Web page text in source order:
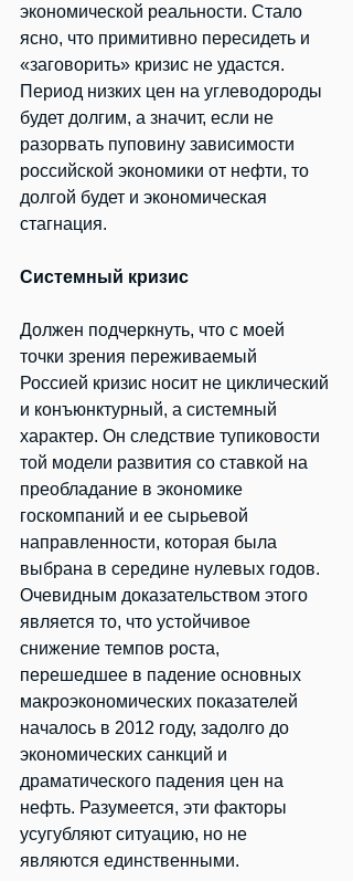
экономической реальности. Стало
ясно, что примитивно пересидеть и
«заговорить» кризис не удастся.
Период низких цен на углеводороды
будет долгим, а значит, если не
разорвать пуповину зависимости
российской экономики от нефти, то
долгой будет и экономическая
стагнация.
Системный кризис
Должен подчеркнуть, что с моей
точки зрения переживаемый
Россией кризис носит не циклический
и конъюнктурный, а системный
характер. Он следствие тупиковости
той модели развития со ставкой на
преобладание в экономике
госкомпаний и ее сырьевой
направленности, которая была
выбрана в середине нулевых годов.
Очевидным доказательством этого
является то, что устойчивое
снижение темпов роста,
перешедшее в падение основных
макроэкономических показателей
началось в 2012 году, задолго до
экономических санкций и
драматического падения цен на
нефть. Разумеется, эти факторы
усугубляют ситуацию, но не
являются единственными.